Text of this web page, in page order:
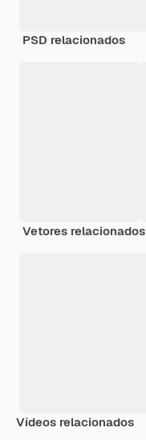
PSD relacionados
Vetores relacionados
Vídeos relacionados